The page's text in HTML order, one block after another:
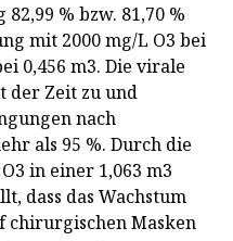
% bzw. 81,70 %
mit 2000 mg/L O3 bei
0,456 m3. Die virale
der Zeit zu und
nach
als 95 %. Durch die
in einer 1,063 m3
dass das Wachstum
chirurgischen Masken